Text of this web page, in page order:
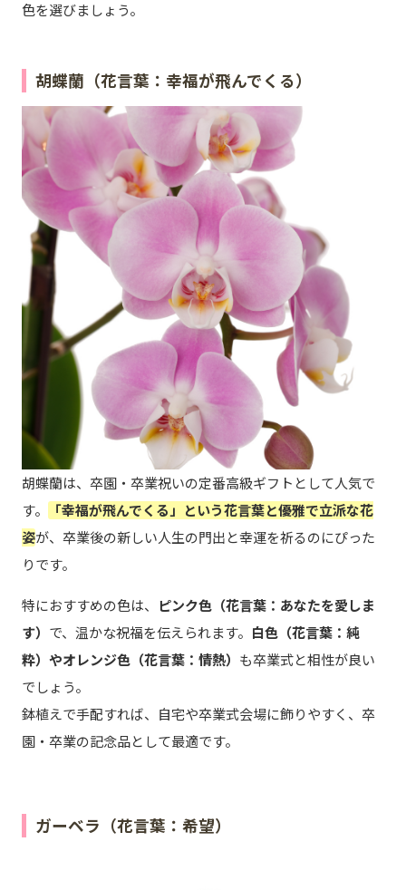
色を選びましょう。
胡蝶蘭（花言葉：幸福が飛んでくる）
胡蝶蘭は、卒園・卒業祝いの定番高級ギフトとして人気で
す。
「幸福が飛んでくる」という花言葉と優雅で立派な花
姿が、卒業後の新しい人生の門出と幸運を祈るのにぴった
りです。
特におすすめの色は、
ピンク色（花言葉：あなたを愛しま
す） で、温かな祝福を伝えられます。 白色（花言葉：純
粋）やオレンジ色（花言葉：情熱） も卒業式と相性が良い
でしょう。
鉢植えで手配すれば、自宅や卒業式会場に飾りやすく、卒
園・卒業の記念品として最適です。
ガーベラ（花言葉：希望）